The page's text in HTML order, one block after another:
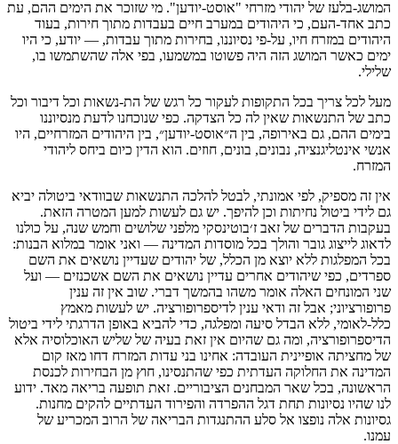
המושג-בלעז של יהודי מזרחי "אוסט-יודען". מי שזוכר את הימים ההם, עת
כתב אחד-העם, כי היהודים במערב חיים בעבדות מתוך חירות, בעוד
היהודים במזרח חיו, על-פי נסיוננו, בחירות מתוך עבדות, — יודע, כי היו
ימים כאשר המושג הזה היה פשוטו במשמעו, בפי אלה שהשתמשו בו,
שלילי.
מעל לכל צריך בכל התקופות לעקור כל רגש של הת-נשאות וכל דיבור וכל
כתב של התנשאות שאין לה כל הצדקה. כפי שנוכחנו לדעת מנסיוננו
בימים ההם, גם באירופה, בין ה״אוסט-יודען״, בין היהודים המזרחיים, היו
אנשי אינטליגנציה, נבונים, בונים, חוזים. הוא הדין כיום ביחס ליהודי
המזרח.
אין זה מספיק, לפי אמונתי, לבטל להלכה התנשאות שבוודאי ביטולה יביא
גם לידי ביטול נחיתות וכן להיפך. יש גם לעשות למען המטרה הזאת.
בעקבות הדברים של זאב ז׳בוטינסקי מלפני שלושים וחמש שנה, על כולנו
לדאוג לייצוג גובר והולך בכל מוסדות המדינה — ואני אומר במלוא הבנות:
בכל המפלגות ללא יוצא מן הכלל, של יהודים שעדיין נושאים את השם
ספרדים, כפי שיהודים אחרים עדיין נושאים את השם אשכנזים — ועל
שני המונחים האלה אומר משהו בהמשך דברי. שוב אין זה ענין
פרופורציוני; אבל זה ודאי ענין לדיספרופורציה. יש לעשות מאמץ
כלל-לאומי, ללא הבדל סיעה ומפלגה, כדי להביא באופן הדרגתי לידי ביטול
הדיספרופורציה, ומה גם שהיום אין זאת בעיה של שליש האוכלוסיה אלא
של מחציתה אופיינית העובדה: אחינו בני עדות המזרח דחו מאז קום
המדינה את החלוקה העדתית כפי שהתנסינו, חוץ מן הבחירות לכנסת
הראשונה, בכל שאר המבחנים הציבוריים. זאת תופעה בריאה מאד. ידוע
לנו שהיו נסיונות תחת דגל ההפרדה והפירוד העדתיים להקים מחנות.
גסיונות אלה נופצו אל סלע ההתנגדות הבריאה של הרוב המכריע של
עמנו.